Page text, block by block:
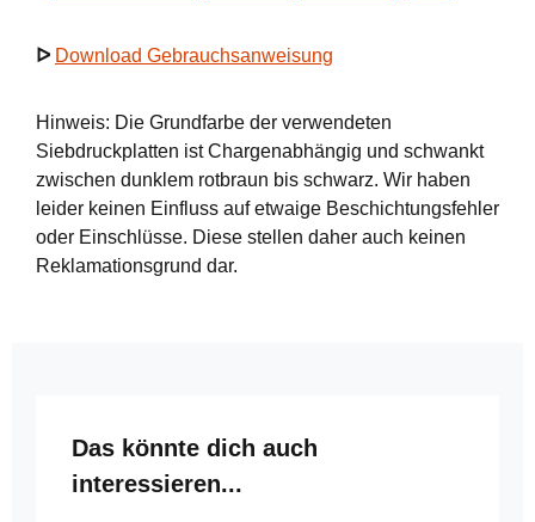
ᐅ Download Gebrauchsanweisung
Hinweis: Die Grundfarbe der verwendeten
Siebdruckplatten ist Chargenabhängig und schwankt
zwischen dunklem rotbraun bis schwarz. Wir haben
leider keinen Einfluss auf etwaige Beschichtungsfehler
oder Einschlüsse. Diese stellen daher auch keinen
Reklamationsgrund dar.
Produktgalerie überspringen
Das könnte dich auch
interessieren...